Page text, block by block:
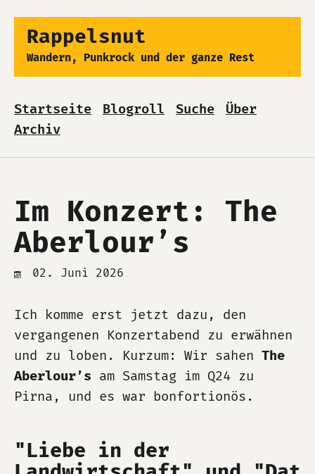
Rappelsnut
Wandern, Punkrock und der ganze Rest
Startseite Blogroll Suche
Über
Archiv
Im Konzert: The
Aberlour’s
02. Juni 2026
Ich komme erst jetzt dazu, den
vergangenen Konzertabend zu erwähnen
und zu loben. Kurzum: Wir sahen The
Aberlour’s am Samstag im Q24 zu
Pirna, und es war bonfortionös.
"Liebe in der